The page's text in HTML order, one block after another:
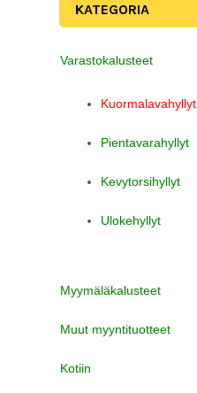
KATEGORIA
Varastokalusteet
Kuormalavahyllyt
Pientavarahyllyt
Kevytorsihyllyt
Ulokehyllyt
Myymäläkalusteet
Muut myyntituotteet
Kotiin